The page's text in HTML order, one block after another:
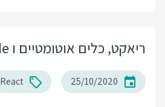
ריאקט, כלים אוטומטיים ו Strict Mode
25/10/2020
React